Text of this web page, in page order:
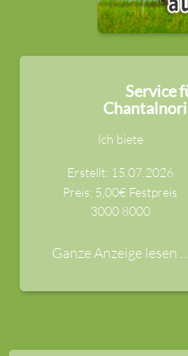
Service
Ich biete
Erstellt: 15.07.2026
Preis: 5,00€ Festpreis
3000 8000
Ganze Anzeige lesen ...